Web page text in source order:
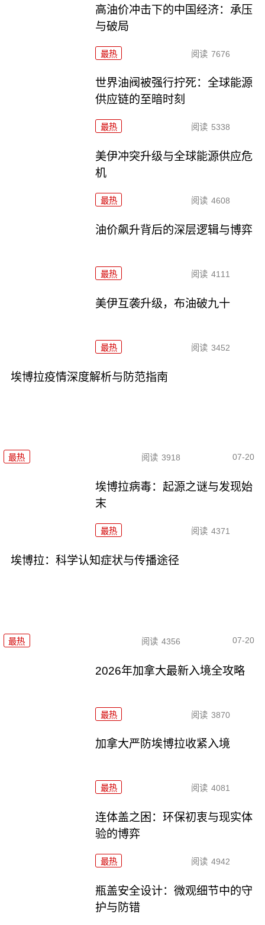
高油价冲击下的中国经济：承压
与破局
最热 阅读 7676
世界油阀被强行拧死：全球能源
供应链的至暗时刻
最热 阅读 5338
美伊冲突升级与全球能源供应危
机
最热 阅读 4608
油价飙升背后的深层逻辑与博弈
最热 阅读 4111
美伊互袭升级，布油破九十
最热 阅读 3452
埃博拉疫情深度解析与防范指南
最热 阅读 3918 07-20
埃博拉病毒：起源之谜与发现始
末
最热 阅读 4371
埃博拉：科学认知症状与传播途径
最热 阅读 4356 07-20
2026年加拿大最新入境全攻略
最热 阅读 3870
加拿大严防埃博拉收紧入境
最热 阅读 4081
连体盖之困：环保初衷与现实体
验的博弈
最热 阅读 4942
瓶盖安全设计：微观细节中的守
护与防错